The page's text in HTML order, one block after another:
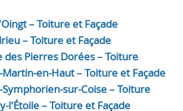
– Toiture et Façade
– Toiture et Façade
des Pierres Dorées – Toiture
en-Haut – Toiture et Façade
sur-Coise – Toiture
l'Étoile – Toiture et Façade